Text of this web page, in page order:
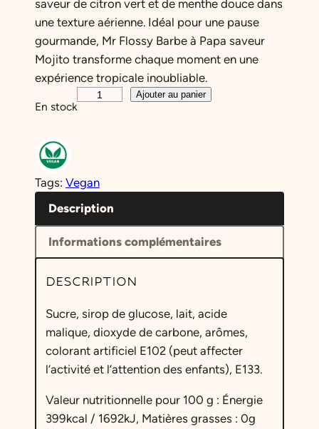
saveur de citron vert et de menthe douce dans
une texture aérienne. Idéal pour une pause
gourmande, Mr Flossy Barbe à Papa saveur
Mojito transforme chaque moment en une
expérience tropicale inoubliable.
En stock
u
i
t
é
d
e
M
F
l
o
s
Ajouter au panier
Tags: Vegan
Description
Informations complémentaires
DESCRIPTION
Sucre, sirop de glucose, lait, acide
malique, dioxyde de carbone, arômes,
colorant artificiel E102 (peut affecter
l’activité et l’attention des enfants), E133.
Valeur nutritionnelle pour 100 g : Énergie
399kcal / 1692kJ, Matières grasses : 0g